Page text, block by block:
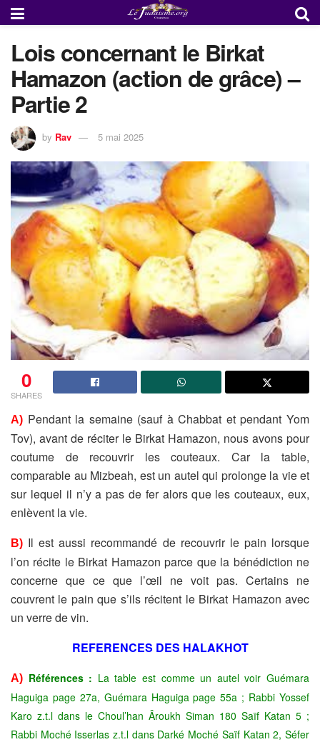
Lois concernant le Birkat
Hamazon (action de grâce) –
Partie 2
by Rav 5 mai 2025
0
SHARES
A) Pendant la semaine (sauf à Chabbat et pendant Yom
Tov), avant de réciter le Birkat Hamazon, nous avons pour
coutume de recouvrir les couteaux. Car la table,
comparable au Mizbeah, est un autel qui prolonge la vie et
sur lequel il n’y a pas de fer alors que les couteaux, eux,
enlèvent la vie.
B) Il est aussi recommandé de recouvrir le pain lorsque
l’on récite le Birkat Hamazon parce que la bénédiction ne
concerne que ce que l’œil ne voit pas. Certains ne
couvrent le pain que s’ils récitent le Birkat Hamazon avec
un verrede vin.
REFERENCES DES HALAKHOT
A) Références : La table est comme un autel voir Guémara
Haguiga page 27a, Guémara Haguiga page 55a ; Rabbi Yossef
Karo z.t.l dans le Choul’han Âroukh Siman 180 Saïf Katan 5 ;
Rabbi Moché Isserlas z.t.l dans Darké Moché Saïf Katan 2, Séfer